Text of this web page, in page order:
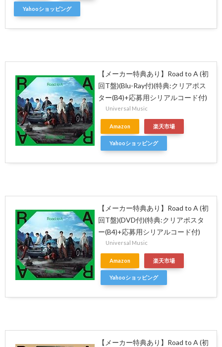
Yahooショッピング
【メーカー特典あり】Road to A (初
回T盤)(Blu-Ray付)(特典:クリアポス
ター(B4)+応募用シリアルコード付)
Universal Music
Amazon 楽天市場
Yahooショッピング
【メーカー特典あり】Road to A (初
回T盤)(DVD付)(特典:クリアポスタ
ー(B4)+応募用シリアルコード付)
Universal Music
Amazon 楽天市場
Yahooショッピング
【メーカー特典あり】Road to A (初